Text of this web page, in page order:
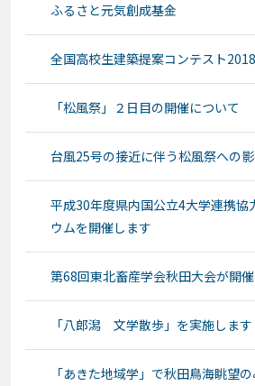
ふるさと元気創成基金
全国高校生建築提案コンテスト
「松風祭」２日目の開催について
台風25号の接近に伴う松風祭への
平成30年度県内国公立4大学連携協
ウムを開催します
第68回東北畜産学会秋田大会が開
「八郎潟 文学散歩」を実施します
「あきた地域学」で秋田鳥海眺望